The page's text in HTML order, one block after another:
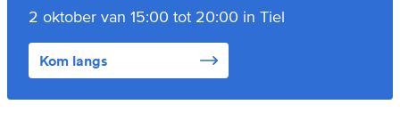
2 oktober van 15:00 tot 20:00 in Tiel
Kom langs